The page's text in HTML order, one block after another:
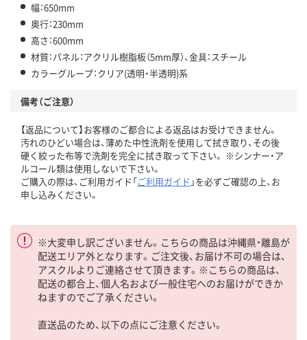
幅：650mm
奥行：230mm
高さ：600mm
材質：パネル：アクリル樹脂板（5mm厚）、金具：スチール
カラーグループ：クリア(透明・半透明)系
備考（ご注意）
【返品について】お客様のご都合による返品はお受けできません。
汚れのひどい場合は、薄めた中性洗剤を使用して拭き取り、その後
硬く絞った布等で洗剤を完全に拭き取って下さい。 ※シンナー・ア
ルコール類は使用しないで下さい。
ご購入の際は、ご利用ガイド「ご利用ガイド 」を必ずご確認の上、お
申し込みください。
※大変申し訳ございません。こちらの商品は沖縄県・離島が
配送エリア外となります。ご注文後、お届け不可の場合は、
アスクルよりご連絡させて頂きます。※こちらの商品は、
配送の都合上、個人名および一般住宅へのお届けができか
ねますのでご了承ください。
直送品のため、以下の点にご注意ください。